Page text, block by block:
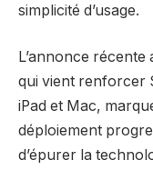
simplicité d’usage.
L’annonce récente
qui vient renforcer
iPad et Mac,
déploiement
d’épurer la